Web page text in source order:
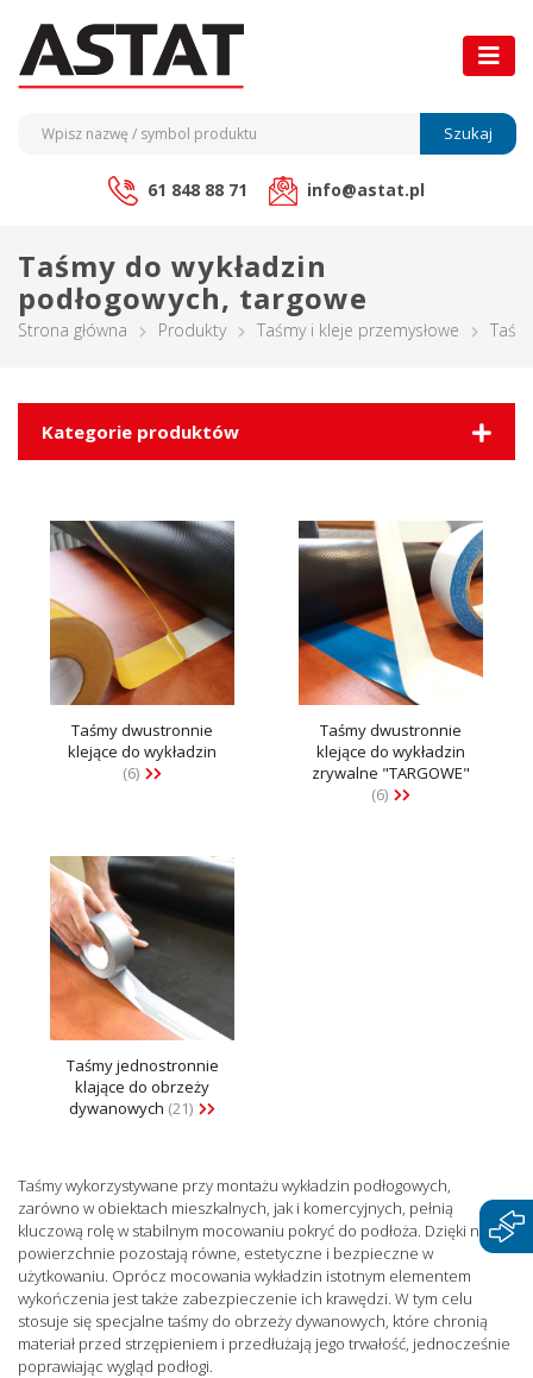
Szukaj
61 848 88 71 info@astat.pl
Taśmy do wykładzin
podłogowych, targowe
Strona główna Produkty Taśmy i kleje przemysłowe
Kategorie produktów
Taśmy dwustronnie
klejące do wykładzin
(6)
Taśmy dwustronnie
klejące do wykładzin
zrywalne "TARGOWE"
(6)
Taśmy jednostronnie
klające do obrzeży
dywanowych (21)
Taśmy wykorzystywane przy montażu wykładzin podłogowych,
zarówno w obiektach mieszkalnych, jak i komercyjnych, pełnią
kluczową rolę w stabilnym mocowaniu pokryć do podłoża. Dzięki nim
powierzchnie pozostają równe, estetyczne i bezpieczne w
użytkowaniu. Oprócz mocowania wykładzin istotnym elementem
wykończenia jest także zabezpieczenie ich krawędzi. W tym celu
stosuje się specjalne taśmy do obrzeży dywanowych, które chronią
materiał przed strzępieniem i przedłużają jego trwałość, jednocześnie
poprawiając wygląd podłogi.